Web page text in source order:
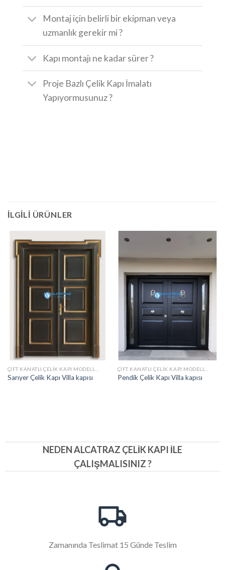
Montaj için belirli bir ekipman veya
uzmanlık gerekir mi ?
Kapı montajı ne kadar sürer ?
Proje Bazlı Çelik Kapı İmalatı
Yapıyormusunuz ?
İLGILI ÜRÜNLER
Sarıyer Çelik Kapı Villa kapısı Pendik Çelik Kapı Villa kapısı
NEDEN ALCATRAZ ÇELIK KAPI İLE
ÇALIŞMALISINIZ ?
Zamanında Teslimat 15 Günde Teslim